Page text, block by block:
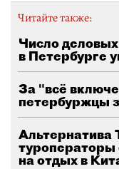
Читайте также:
Число
в Петербурге
За "всё
петербуржцы
Альтернатива
туроператоры
на отдых в